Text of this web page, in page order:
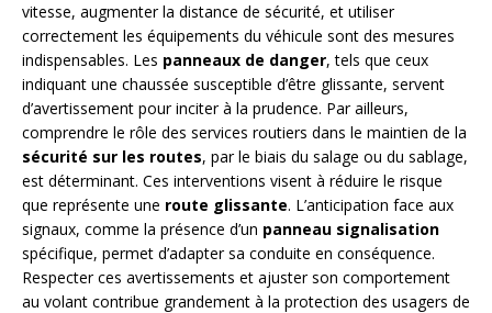
vitesse, augmenter la distance de sécurité, et utiliser
correctement les équipements du véhicule sont des mesures
indispensables. Les panneaux de danger, tels que ceux
indiquant une chaussée susceptible d’être glissante, servent
d’avertissement pour inciter à la prudence. Par ailleurs,
comprendre le rôle des services routiers dans le maintien de la
sécurité sur les routes, par le biais du salage ou du sablage,
est déterminant. Ces interventions visent à réduire le risque
que représente une route glissante. L’anticipation face aux
signaux, comme la présence d’un panneau signalisation
spécifique, permet d’adapter sa conduite en conséquence.
Respecter ces avertissements et ajuster son comportement
au volant contribue grandement à la protection des usagers de